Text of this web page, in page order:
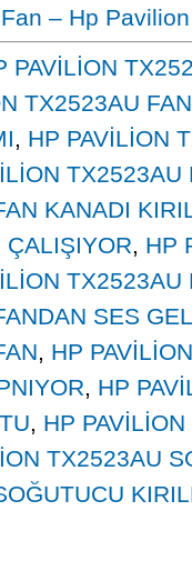
– Hp
PAVİLİON
TX2523AU FAN
, HP PAVİLİON
TX2523AU
KANADI
, HP
TX2523AU
SES
, HP
, HP
, HP
TX2523AU